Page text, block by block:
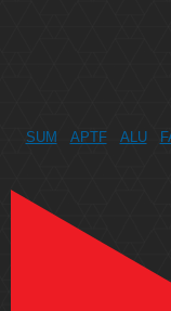
SUM APTF ALU